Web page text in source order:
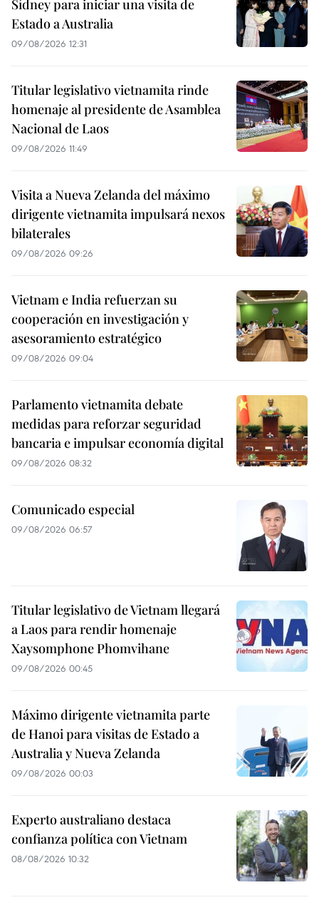
Sídney para iniciar una visita de
Estado a Australia
09/08/2026 12:31
Titular legislativo vietnamita rinde
homenaje al presidente de Asamblea
Nacional de Laos
09/08/2026 11:49
Visita a Nueva Zelanda del máximo
dirigente vietnamita impulsará nexos
bilaterales
09/08/2026 09:26
Vietnam e India refuerzan su
cooperación en investigación y
asesoramiento estratégico
09/08/2026 09:04
Parlamento vietnamita debate
medidas para reforzar seguridad
bancaria e impulsar economía digital
09/08/2026 08:32
Comunicado especial
09/08/2026 06:57
Titular legislativo de Vietnam llegará
a Laos para rendir homenaje
Xaysomphone Phomvihane
09/08/2026 00:45
Máximo dirigente vietnamita parte
de Hanoi para visitas de Estado a
Australia y Nueva Zelanda
09/08/2026 00:03
Experto australiano destaca
confianza política con Vietnam
08/08/2026 10:32